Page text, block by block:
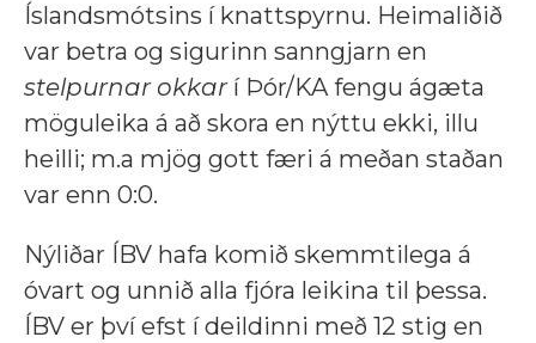
Íslandsmótsins í knattspyrnu. Heimaliðið
var betra og sigurinn sanngjarn en
stelpurnar okkar í Þór/KA fengu ágæta
möguleika á að skora en nýttu ekki, illu
heilli; m.a mjög gott færi á meðan staðan
var enn 0:0.
Nýliðar ÍBV hafa komið skemmtilega á
óvart og unnið alla fjóra leikina til þessa.
ÍBV er því efst í deildinni með 12 stig en